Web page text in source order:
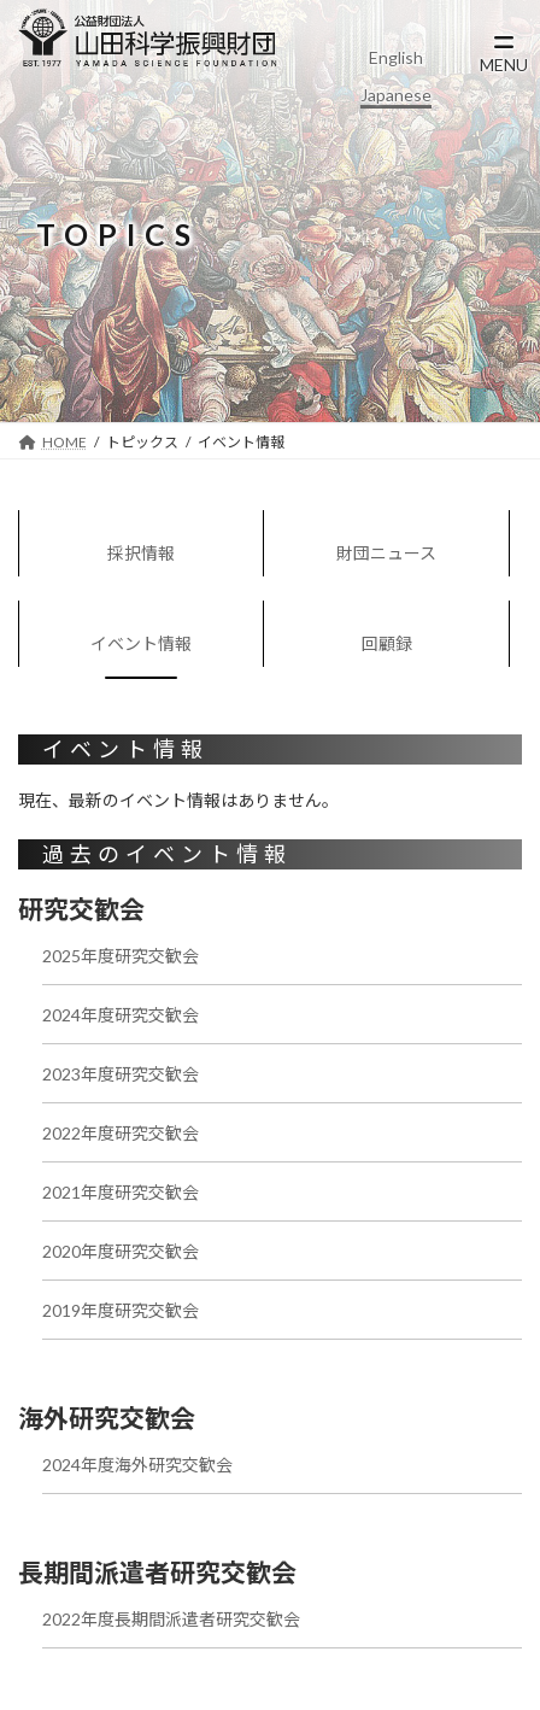
テ
ン
ツ
ス
キ
ッ
プ
ゲ
ー
シ
ン
に
移
動
English
Japanese
TOPICS
HOME トピックス イベント情報
採択情報 財団ニュース
イベント情報 回顧録
イベント情報
現在、最新のイベント情報はありません。
過去のイベント情報
研究交歓会
2025年度研究交歓会
2024年度研究交歓会
2023年度研究交歓会
2022年度研究交歓会
2021年度研究交歓会
2020年度研究交歓会
2019年度研究交歓会
海外研究交歓会
2024年度海外研究交歓会
長期間派遣者研究交歓会
2022年度長期間派遣者研究交歓会
MENU